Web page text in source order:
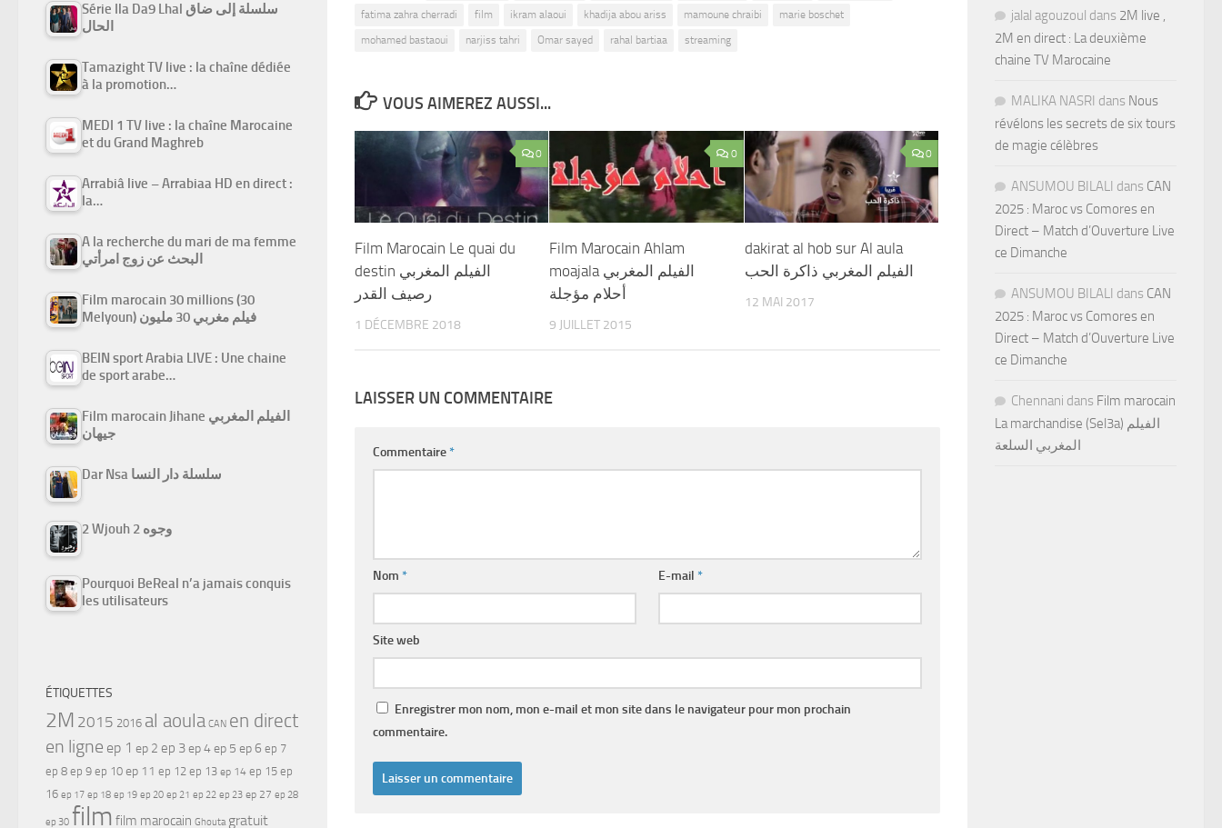
fatima zahra cherradi
film ikram alaoui khadija abou ariss mamoune chraibi
marie boschet
mohamed bastaoui
narjiss tahri Omar sayed rahal bartiaa streaming
VOUS AIMEREZ AUSSI...
0
Film Marocain Le quai du
destin الفيلم المغربي
رصيف القدر
1 DÉCEMBRE 2018
0
Film Marocain Ahlam
moajala الفيلم المغربي
أحلام مؤجلة
9 JUILLET 2015
0
dakirat al hob sur Al aula
الفيلم المغربي ذاكرة الحب
12 MAI 2017
LAISSER UN COMMENTAIRE
Commentaire*
Nom * E-mail*
Site web
Enregistrer mon nom, mon e-mail et mon site dans le navigateur pour mon prochain
commentaire.
Série Ila Da9 Lhal سلسلة إلى ضاق
الحال
Tamazight TV live : la chaîne dédiée
à la promotion…
MEDI 1 TV live : la chaîne Marocaine
et du Grand Maghreb
Arrabiâ live – Arrabiaa HD en direct :
la…
A la recherche du mari de ma femme
البحث عن زوج امرأتي
Film marocain 30 millions (30
Melyoun) فيلم مغربي 30 مليون
BEIN sport Arabia LIVE : Une chaine
de sport arabe…
Film marocain Jihane الفيلم المغربي
جيهان
Dar Nsa سلسلة دار النسا
2 Wjouh 2 وجوه
Pourquoi BeReal n’a jamais conquis
les utilisateurs
ÉTIQUETTES
2M 2015 2016 al aoula CAN en direct
en ligne ep 1 ep 2 ep 3ep 4ep 5 ep 6 ep 7
ep 8 ep 9 ep 10 ep 11 ep 12 ep 13 ep 14 ep 15 ep
16 ep 17 ep 18 ep 19 ep 20 ep 21 ep 22 ep 23 ep 27 ep 28
ep 30 film film marocain Ghouta gratuit
jalal agouzoul dans 2M live ,
2M en direct : La deuxième
chaine TV Marocaine
MALIKA NASRI dans Nous
révélons les secrets de six tours
de magie célèbres
ANSUMOU BILALI dans CAN
2025 : Maroc vs Comores en
Direct – Match d’Ouverture Live
ce Dimanche
ANSUMOU BILALI dans CAN
2025 : Maroc vs Comores en
Direct – Match d’Ouverture Live
ce Dimanche
Chennani dans Film marocain
La marchandise (Sel3a) الفيلم
المغربي السلعة